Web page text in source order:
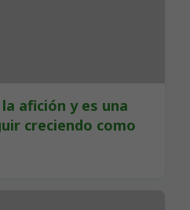
afición y es una
creciendo como